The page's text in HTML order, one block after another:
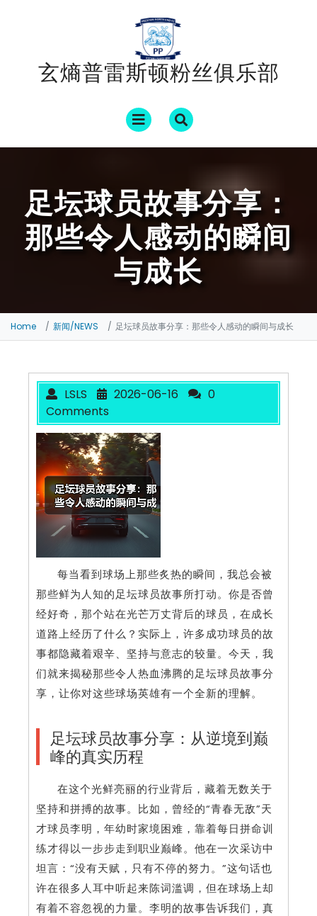
玄熵普雷斯顿粉丝俱乐部
Open
Menu
足坛球员故事分享：
那些令人感动的瞬间
与成长
Home 新闻/NEWS 足坛球员故事分享：那些令人感动的瞬间与成长
LSLS 2026-06-16
0
Comments
每当看到球场上那些炙热的瞬间，我总会被
那些鲜为人知的足坛球员故事所打动。你是否曾
经好奇，那个站在光芒万丈背后的球员，在成长
道路上经历了什么？实际上，许多成功球员的故
事都隐藏着艰辛、坚持与意志的较量。今天，我
们就来揭秘那些令人热血沸腾的足坛球员故事分
享，让你对这些球场英雄有一个全新的理解。
足坛球员故事分享：从逆境到巅
峰的真实历程
在这个光鲜亮丽的行业背后，藏着无数关于
坚持和拼搏的故事。比如，曾经的“青春无敌”天
才球员李明，年幼时家境困难，靠着每日拼命训
练才得以一步步走到职业巅峰。他在一次采访中
坦言：“没有天赋，只有不停的努力。”这句话也
许在很多人耳中听起来陈词滥调，但在球场上却
有着不容忽视的力量。李明的故事告诉我们，真